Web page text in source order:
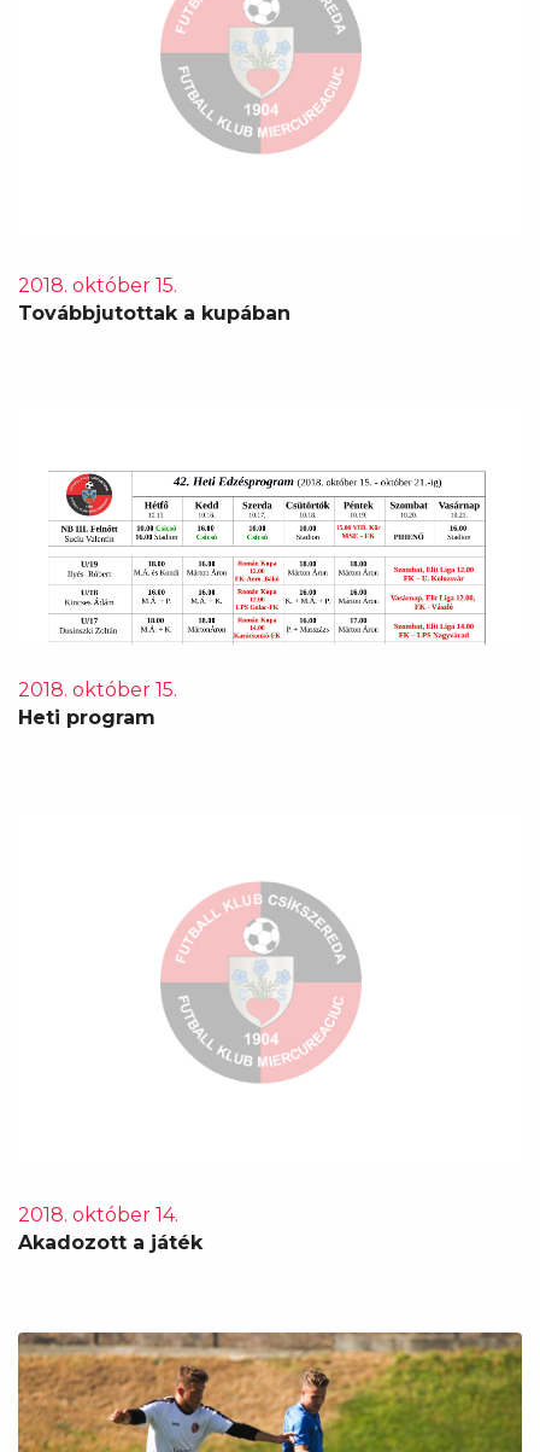
2018. október 15.
Továbbjutottak a kupában
2018. október 15.
Heti program
2018. október 14.
Akadozott a játék